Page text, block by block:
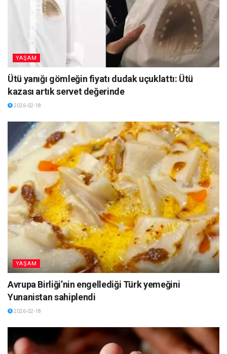
YAŞAM
Ütü yanığı gömleğin fiyatı dudak uçuklattı: Ütü
kazası artık servet değerinde
2026-02-18
YAŞAM
Avrupa Birliği’nin engellediği Türk yemeğini
Yunanistan sahiplendi
2026-02-18